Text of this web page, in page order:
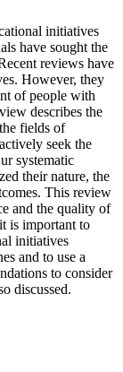
initiatives
have sought the
reviews have
However, they
of people with
describes the
fields of
seek the
systematic
their nature, the
This review
and the quality of
is important to
initiatives
and to use a
to consider
discussed.